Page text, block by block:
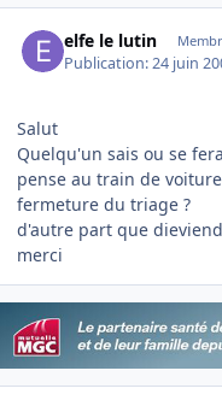
elfe le lutin
Publication:24 juin
Salut
Quelqu'un sais ou se
pense au train de
fermeture du triage ?
d'autre part que
merci